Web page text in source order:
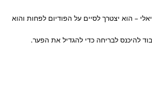
– הוא יצטרך לסיים על הפודיום לפחות והוא
להיכנס לבריחה כדי להגדיל את הפער.